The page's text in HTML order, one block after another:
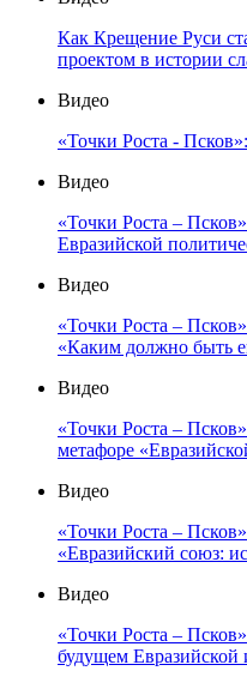
Как Крещение Руси
проектом в истории
Видео
«Точки Роста -
Видео
«Точки Роста –
Евразийской
Видео
«Точки Роста –
«Каким должно быть
Видео
«Точки Роста –
метафоре
Видео
«Точки Роста –
«Евразийский союз:
Видео
«Точки Роста –
будущем Евразийской